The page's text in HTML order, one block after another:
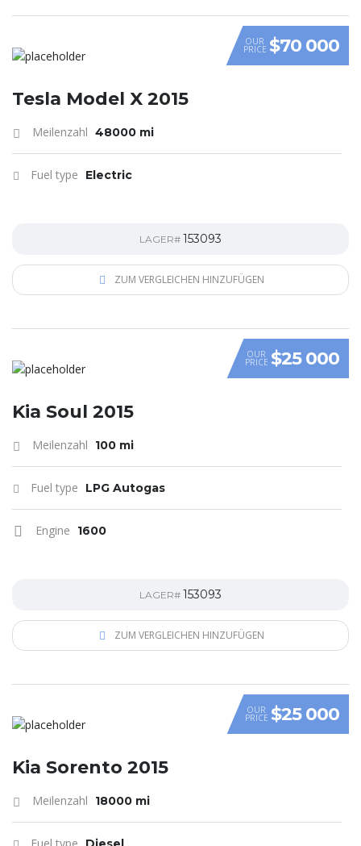
OUR
PRICE $70 000
Tesla Model X 2015
Meilenzahl 48000 mi
Fuel type Electric
LAGER# 153093
ZUM VERGLEICHEN HINZUFÜGEN
VIDEO
OUR
PRICE $25 000
Kia Soul 2015
Meilenzahl 100 mi
Fuel type LPG Autogas
Engine 1600
LAGER# 153093
ZUM VERGLEICHEN HINZUFÜGEN
OUR
PRICE $25 000
Kia Sorento 2015
Meilenzahl 18000 mi